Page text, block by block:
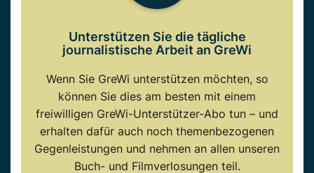
Unterstützen Sie die tägliche
journalistische Arbeit an GreWi
Wenn Sie GreWi unterstützen möchten, so
können Sie dies am besten mit einem
freiwilligen GreWi-Unterstützer-Abo tun – und
erhalten dafür auch noch themenbezogenen
Gegenleistungen und nehmen an allen unseren
Buch- und Filmverlosungen teil.